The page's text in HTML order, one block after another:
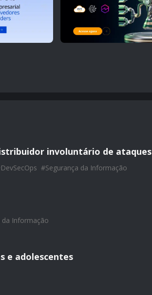
involuntário de ataques
DevSecOps #Segurança da Informação
da Informação
e adolescentes